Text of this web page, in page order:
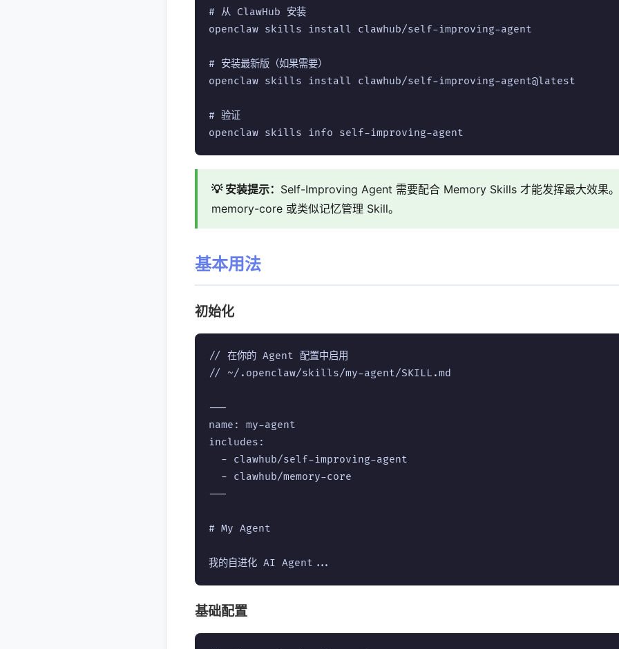
# 从 ClawHub 安装
openclaw skills install clawhub/self-improving-agent
# 安装最新版（如果需要）
openclaw skills install clawhub/self-improving-agent@latest
# 验证
💡 安装提示： Self-Improving Agent 需要配合 Memory Skills 才能发挥最大效果
memory-core 或类似记忆管理 Skill。
基本用法
初始化
// 在你的 Agent 配置中启用
// ~/.openclaw/skills/my-agent/SKILL.md
---
name: my-agent
includes:
  - clawhub/self-improving-agent
  - clawhub/memory-core
---
# My Agent
基础配置